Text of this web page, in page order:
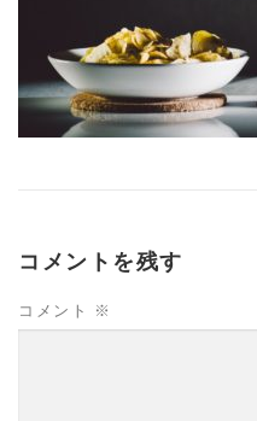
コメントを残す
コメント ※